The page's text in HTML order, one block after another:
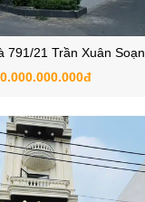
791/21 Trần Xuân Soạn,
Hưng, Quận 7, TP.HCM